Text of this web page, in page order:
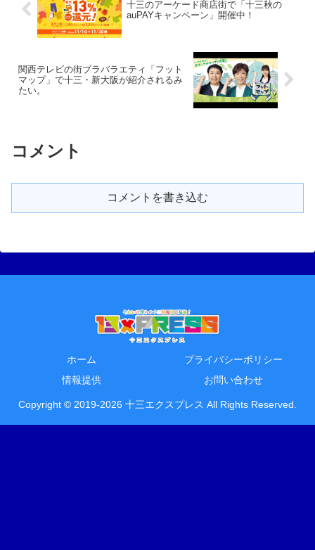
十三のアーケード商店街で「十三秋の
auPAYキャンペーン」開催中！
関西テレビの街ブラバラエティ「フット
マップ」で十三・新大阪が紹介されるみ
たい。
コメント
コメントを書き込む
ホーム
プライバシーポリシー
情報提供
お問い合わせ
Copyright © 2019-2026 十三エクスプレス All Rights Reserved.